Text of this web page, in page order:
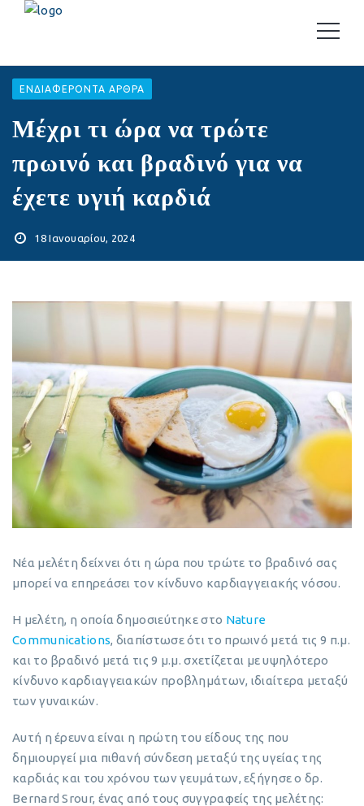
EΝΔΙΑΦΈΡΟΝΤΑ ΆΡΘΡΑ
Μέχρι τι ώρα να τρώτε
πρωινό και βραδινό για να
έχετε υγιή καρδιά
18 Ιανουαρίου, 2024
Νέα μελέτη δείχνει ότι η ώρα που τρώτε το βραδινό σας
μπορεί να επηρεάσει τον κίνδυνο καρδιαγγειακής νόσου.
Η μελέτη, η οποία δημοσιεύτηκε στο Nature
Communications, διαπίστωσε ότι το πρωινό μετά τις 9 π.μ.
και το βραδινό μετά τις 9 μ.μ. σχετίζεται με υψηλότερο
κίνδυνο καρδιαγγειακών προβλημάτων, ιδιαίτερα μεταξύ
των γυναικών.
Αυτή η έρευνα είναι η πρώτη του είδους της που
δημιουργεί μια πιθανή σύνδεση μεταξύ της υγείας της
καρδιάς και του χρόνου των γευμάτων, εξήγησε ο δρ.
Bernard Srour, ένας από τους συγγραφείς της μελέτης: